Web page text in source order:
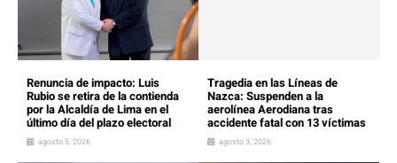
Renuncia de impacto: Luis
Rubio se retira de la contienda
por la Alcaldía de Lima en el
último día del plazo electoral
agosto 5, 2026
Tragedia en las Líneas de
Nazca: Suspenden a la
aerolínea Aerodiana tras
accidente fatal con 13 víctimas
agosto 3, 2026